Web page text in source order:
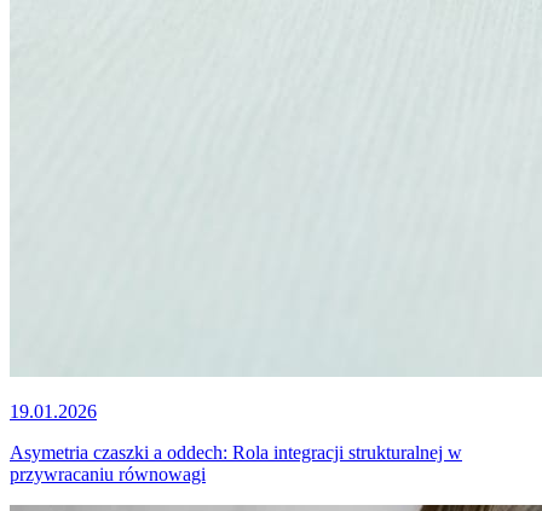
19.01.2026
Asymetria czaszki a oddech: Rola integracji strukturalnej w
przywracaniu równowagi